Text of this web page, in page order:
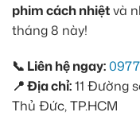
phim cách nhiệtvà
tháng 8 này!
📞 Liên hệ ngay:
📍 Địa chỉ:11 Đường
Thủ Đức, TP.HCM